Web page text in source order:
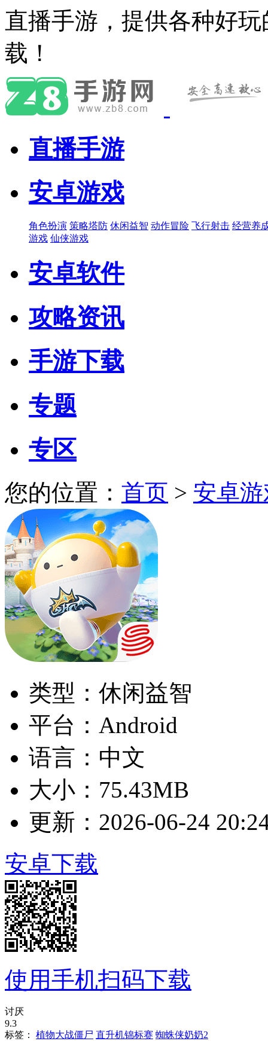
直播手游，提供各种好
载！
直播手游
安卓游戏
角色扮演 策略塔防 休闲益智 动作冒险 飞行射击 经营养
游戏 仙侠游戏
安卓软件
攻略资讯
手游下载
专题
专区
您的位置： 首页 > 安卓
类型：休闲益智
平台：Android
语言：中文
大小：75.43MB
更新：2026-06-24
安卓下载
使用手机扫码下载
讨厌
9.3
标签：
植物大战僵尸 直升机锦标赛 蜘蛛侠奶奶2